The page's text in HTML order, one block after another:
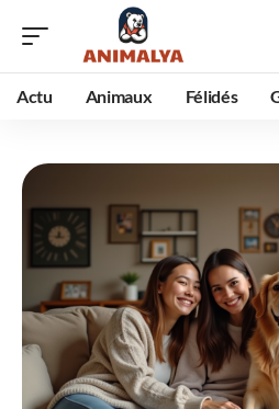
Actu Animaux Félidés